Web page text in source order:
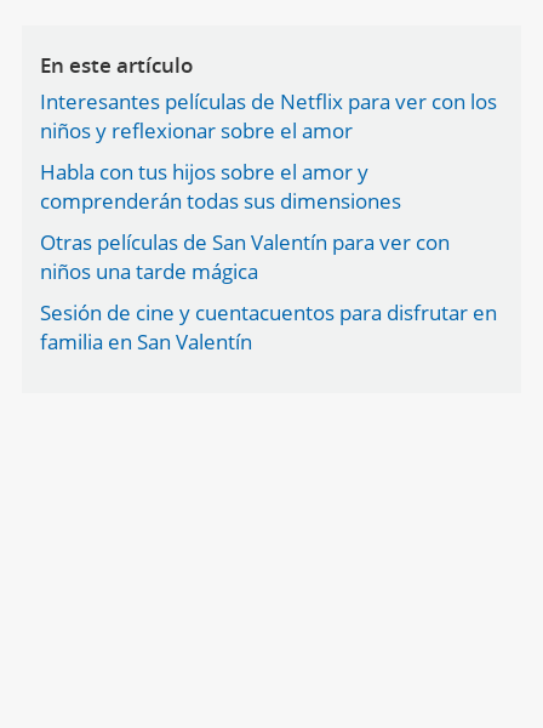
En este artículo
Interesantes películas de Netflix para ver con los
niños y reflexionar sobre el amor
Habla con tus hijos sobre el amor y
comprenderán todas sus dimensiones
Otras películas de San Valentín para ver con
niños una tarde mágica
Sesión de cine y cuentacuentos para disfrutar en
familia en San Valentín